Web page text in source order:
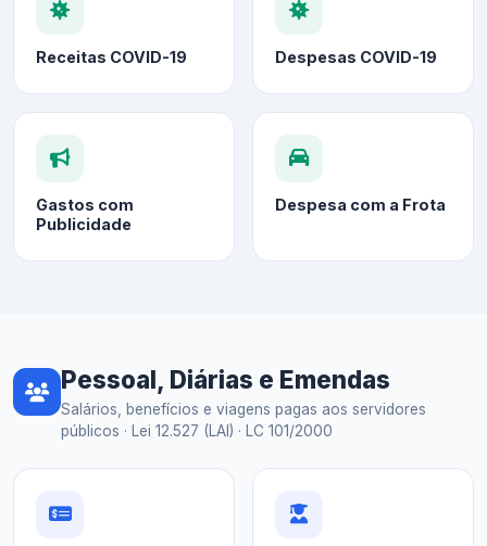
Receitas COVID-19 Despesas COVID-19
Gastos com
Publicidade
Despesa com a Frota
Pessoal, Diárias e Emendas
Salários, benefícios e viagens pagas aos servidores
públicos · Lei 12.527 (LAI) · LC 101/2000